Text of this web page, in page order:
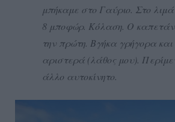
μπήκαμε στο Γαύριο. Στο
8 μποφώρ. Κόλαση. Ο καπετάν
την πρώτη. Βγήκα γρήγορα
αριστερά (λάθος μου).
άλλο αυτοκίνητο.